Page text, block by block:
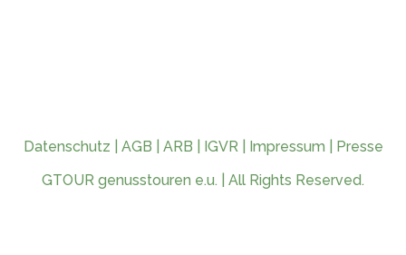
Datenschutz AGB ARB IGVR| Impressum
Presse
GTOUR genusstouren e.u. | All Rights Reserved.